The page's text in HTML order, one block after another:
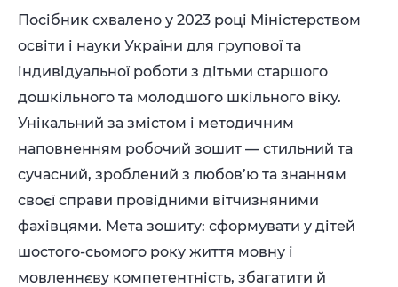
Посібник схвалено у 2023 році Міністерством
освіти і науки України для групової та
індивідуальної роботи з дітьми старшого
дошкільного та молодшого шкільного віку.
Унікальний за змістом і методичним
наповненням робочий зошит — стильний та
сучасний, зроблений з любов’ю та знанням
своєї справи провідними вітчизняними
фахівцями. Мета зошиту: сформувати у дітей
шостого-сьомого року життя мовну і
мовленнєву компетентність, збагатити й